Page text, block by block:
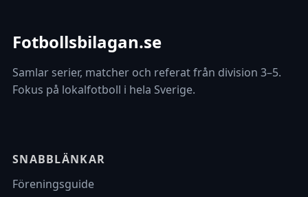
Fotbollsbilagan.se
Samlar serier, matcher och referat från division 3–5.
Fokus på lokalfotboll i hela Sverige.
SNABBLÄNKAR
Föreningsguide